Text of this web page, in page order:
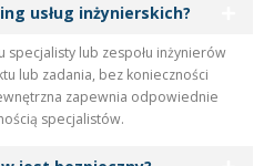
usług inżynierskich?
specjalisty lub zespołu inżynierów
lub zadania, bez konieczności
zapewnia odpowiednie
specjalistów.